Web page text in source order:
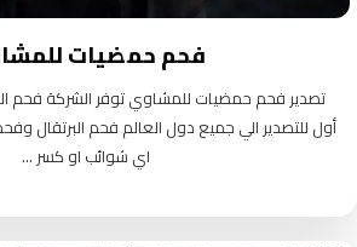
فحم حمضيات
تصدير فحم حمضيات للمشاوي توفر الشركة فحم
اي شوائب او كسر ...